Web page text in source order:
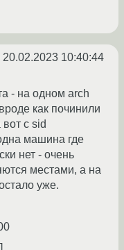
20.02.2023 10:40:44
- на одном arch
как починили
вот c sid
машина где
нет - очень
местами, а на
уже.